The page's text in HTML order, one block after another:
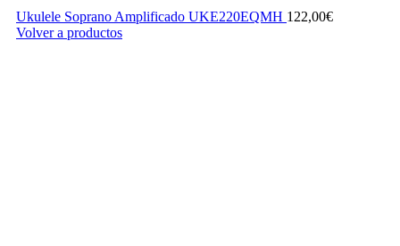
Ukulele Soprano Amplificado UKE220EQMH 122,00€
Volver a productos